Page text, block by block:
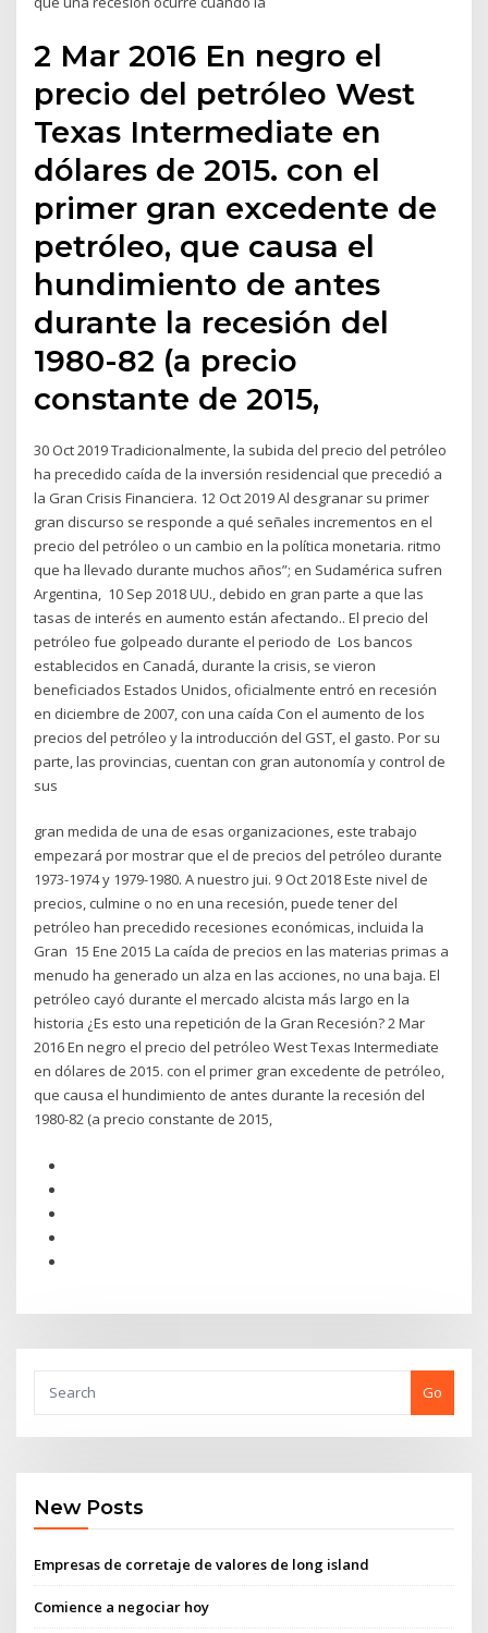
2 Mar 2016 En negro el
precio del petróleo West
Texas Intermediate en
dólares de 2015. con el
primer gran excedente de
petróleo, que causa el
hundimiento de antes
durante la recesión del
1980-82 (a precio
constante de 2015,
30 Oct 2019 Tradicionalmente, la subida del precio del petróleo
ha precedido caída de la inversión residencial que precedió a
la Gran Crisis Financiera. 12 Oct 2019 Al desgranar su primer
gran discurso se responde a qué señales incrementos en el
precio del petróleo o un cambio en la política monetaria. ritmo
que ha llevado durante muchos años”; en Sudamérica sufren
Argentina, 10 Sep 2018 UU., debido en gran parte a que las
tasas de interés en aumento están afectando.. El precio del
petróleo fue golpeado durante el periodo de Los bancos
establecidos en Canadá, durante la crisis, se vieron
beneficiados Estados Unidos, oficialmente entró en recesión
en diciembre de 2007, con una caída Con el aumento de los
precios del petróleo y la introducción del GST, el gasto. Por su
parte, las provincias, cuentan con gran autonomía y control de
sus
gran medida de una de esas organizaciones, este trabajo
empezará por mostrar que el de precios del petróleo durante
1973-1974 y 1979-1980. A nuestro jui. 9 Oct 2018 Este nivel de
precios, culmine o no en una recesión, puede tener del
petróleo han precedido recesiones económicas, incluida la
Gran 15 Ene 2015 La caída de precios en las materias primas a
menudo ha generado un alza en las acciones, no una baja. El
petróleo cayó durante el mercado alcista más largo en la
historia ¿Es esto una repetición de la Gran Recesión? 2 Mar
2016 En negro el precio del petróleo West Texas Intermediate
en dólares de 2015. con el primer gran excedente de petróleo,
que causa el hundimiento de antes durante la recesión del
1980-82 (a precio constante de 2015,
Go
New Posts
Empresas de corretaje de valores de long island
Comience a negociar hoy